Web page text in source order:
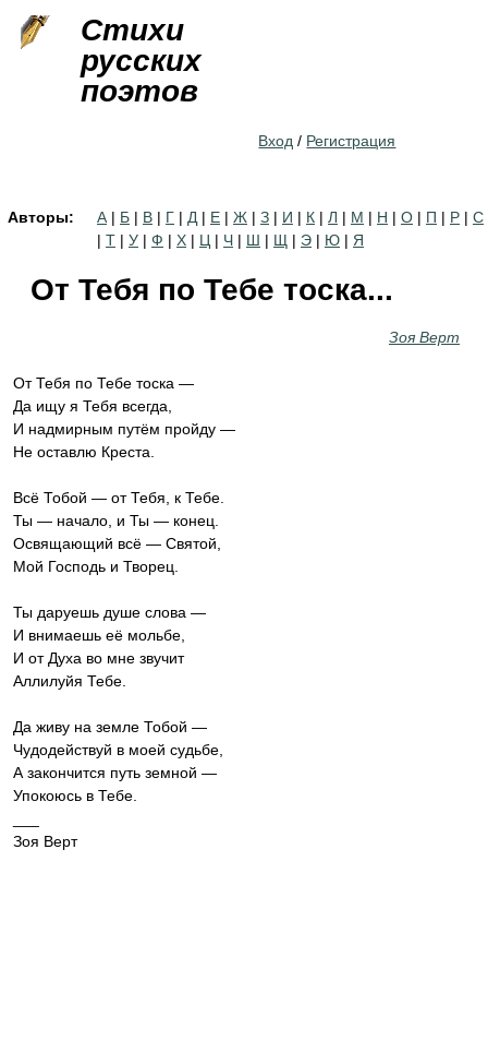
Стихи
русских
поэтов
Вход / Регистрация
Авторы: А | Б | В | Г | Д | Е | Ж | З | И | К | Л | М | Н | О | П | Р | С
| Т | У | Ф | Х | Ц | Ч | Ш | Щ | Э | Ю | Я
От Тебя по Тебе тоска...
Зоя Верт
От Тебя по Тебе тоска —
Да ищу я Тебя всегда,
И надмирным путём пройду —
Не оставлю Креста.
Всё Тобой — от Тебя, к Тебе.
Ты — начало, и Ты — конец.
Освящающий всё — Святой,
Мой Господь и Творец.
Ты даруешь душе слова —
И внимаешь её мольбе,
И от Духа во мне звучит
Аллилуйя Тебе.
Да живу на земле Тобой —
Чудодействуй в моей судьбе,
А закончится путь земной —
Упокоюсь в Тебе.
Зоя Верт